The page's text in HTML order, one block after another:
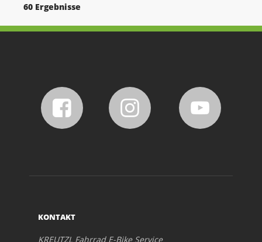
60 Ergebnisse
KONTAKT
KREUTZL Fahrrad E-Bike Service